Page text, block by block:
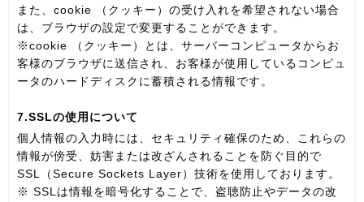
また、cookie （クッキー）の受け入れを希望されない場合
は、ブラウザの設定で変更することができます。
※cookie （クッキー）とは、サーバーコンピュータからお
客様のブラウザに送信され、お客様が使用しているコンピュ
ータのハードディスクに蓄積される情報です。
7.SSLの使用について
個人情報の入力時には、セキュリティ確保のため、これらの
情報が傍受、妨害または改ざんされることを防ぐ目的で
SSL（Secure Sockets Layer）技術を使用しております。
※ SSLは情報を暗号化することで、盗聴防止やデータの改